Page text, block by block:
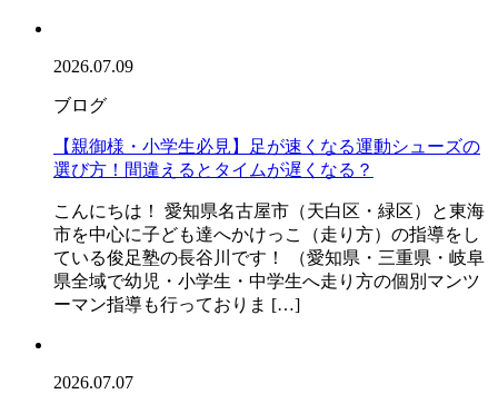
2026.07.09
ブログ
【親御様・小学生必見】足が速くなる運動シューズの
選び方！間違えるとタイムが遅くなる？
こんにちは！ 愛知県名古屋市（天白区・緑区）と東海
市を中心に子ども達へかけっこ（走り方）の指導をし
ている俊足塾の長谷川です！ （愛知県・三重県・岐阜
県全域で幼児・小学生・中学生へ走り方の個別マンツ
ーマン指導も行っておりま […]
2026.07.07